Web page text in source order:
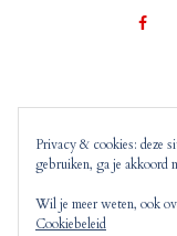
© 2022 Mom
Privacyverklaring
‘monitized of
Privacy & cookies: deze
gebruiken, ga je akkoord
Wil je meer weten, ook
Cookiebeleid